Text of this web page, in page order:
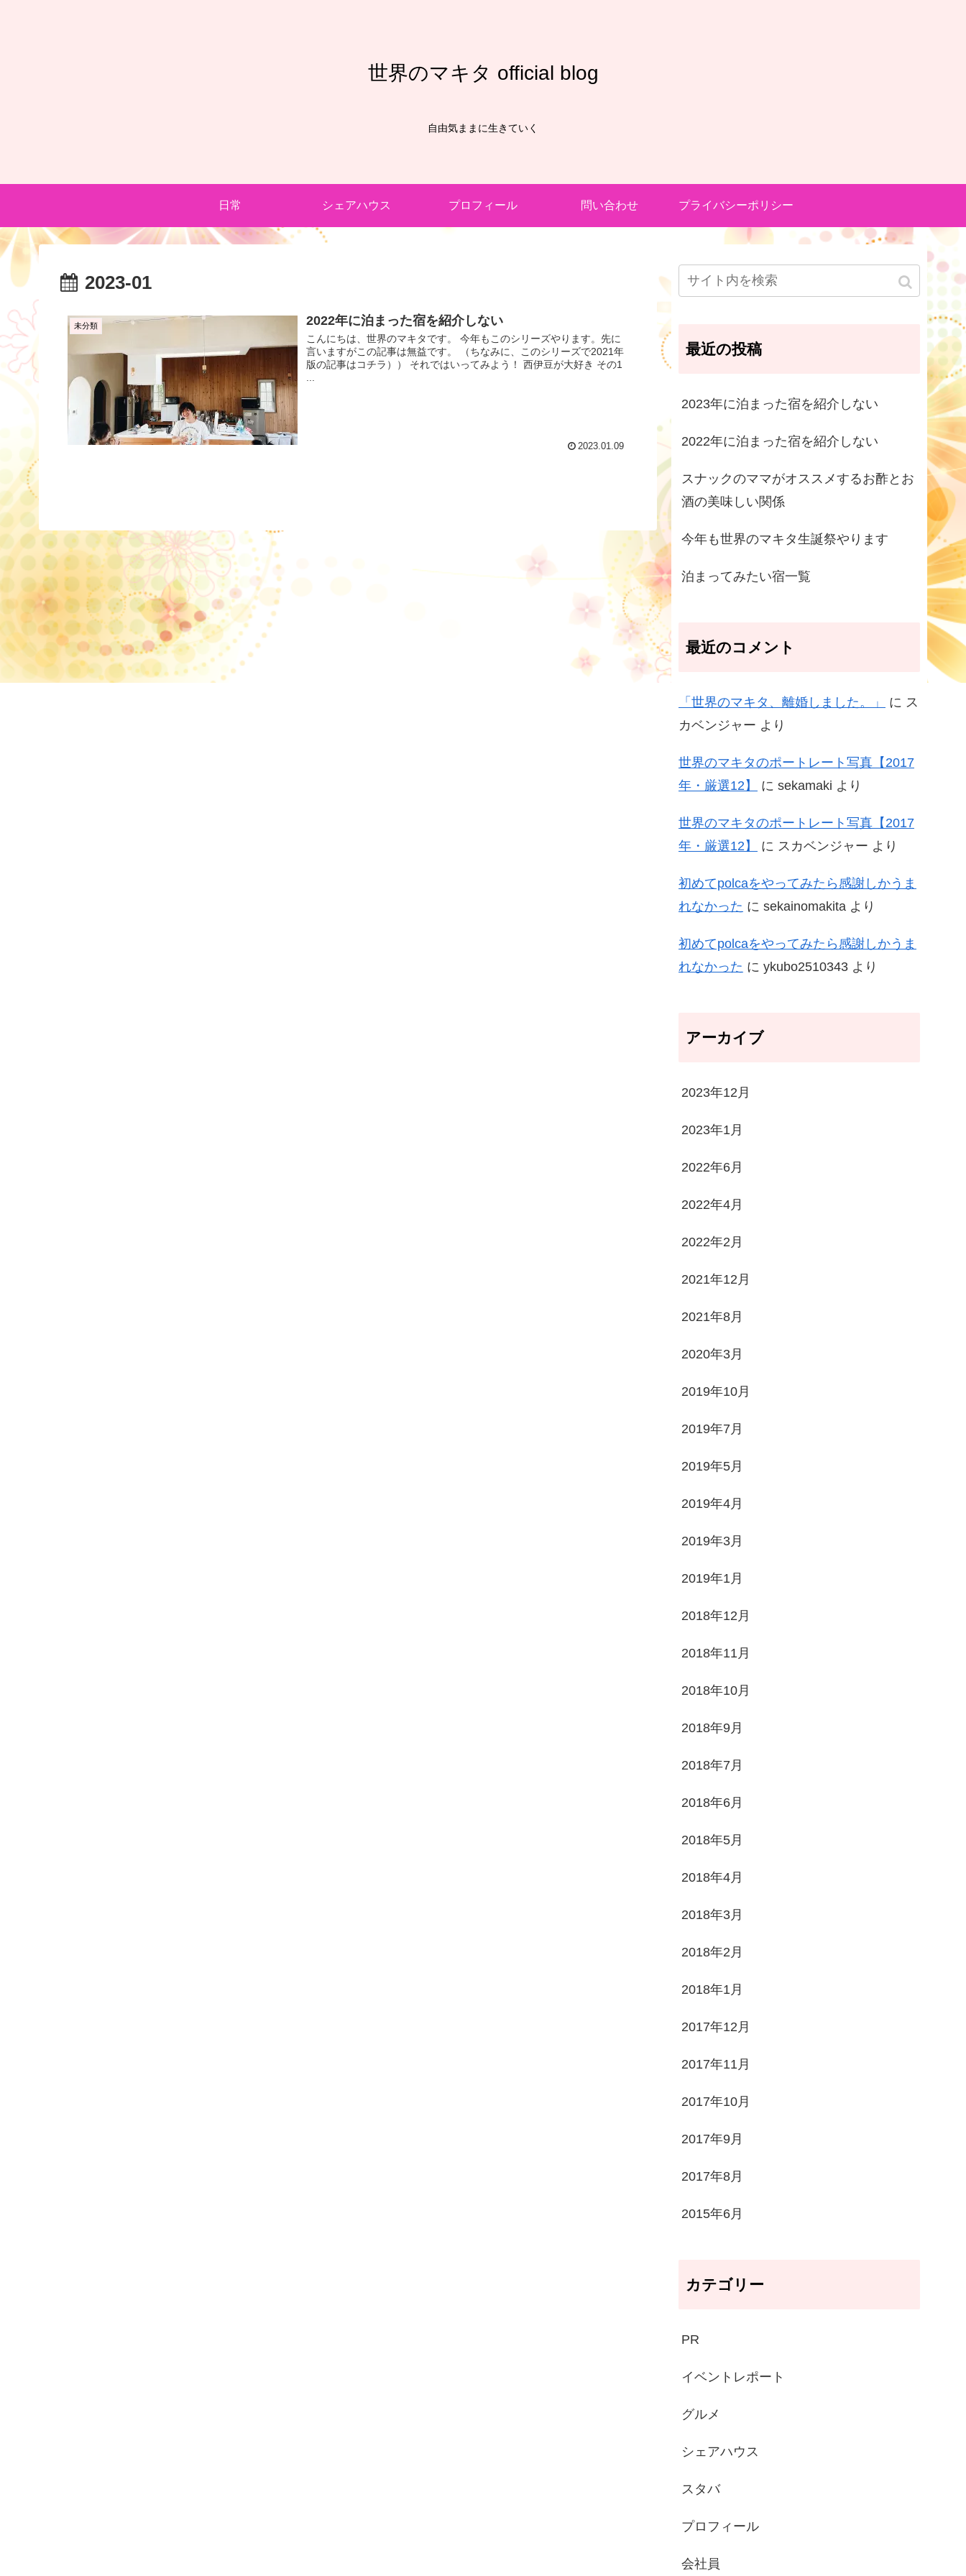
世界のマキタ official blog
自由気ままに生きていく
日常 シェアハウス プロフィール 問い合わせ プライバシーポリシー
2023-01
未分類 2022年に泊まった宿を紹介しない
こんにちは、世界のマキタです。 今年もこのシリーズやります。先に
言いますがこの記事は無益です。 （ちなみに、このシリーズで2021年
版の記事はコチラ）） それではいってみよう！ 西伊豆が大好き その1
2023.01.09
最近の投稿
2023年に泊まった宿を紹介しない
2022年に泊まった宿を紹介しない
スナックのママがオススメするお酢とお
酒の美味しい関係
今年も世界のマキタ生誕祭やります
泊まってみたい宿一覧
最近のコメント
「世界のマキタ、離婚しました。」 に ス
カベンジャー より
世界のマキタのポートレート写真【2017
年・厳選12】
に sekamaki より
世界のマキタのポートレート写真【2017
年・厳選12】
に スカベンジャー より
初めてpolcaをやってみたら感謝しかうま
れなかった に sekainomakita より
初めてpolcaをやってみたら感謝しかうま
れなかった に ykubo2510343 より
アーカイブ
2023年12月
2023年1月
2022年6月
2022年4月
2022年2月
2021年12月
2021年8月
2020年3月
2019年10月
2019年7月
2019年5月
2019年4月
2019年3月
2019年1月
2018年12月
2018年11月
2018年10月
2018年9月
2018年7月
2018年6月
2018年5月
2018年4月
2018年3月
2018年2月
2018年1月
2017年12月
2017年11月
2017年10月
2017年9月
2017年8月
2015年6月
カテゴリー
PR
イベントレポート
グルメ
シェアハウス
スタバ
プロフィール
会社員